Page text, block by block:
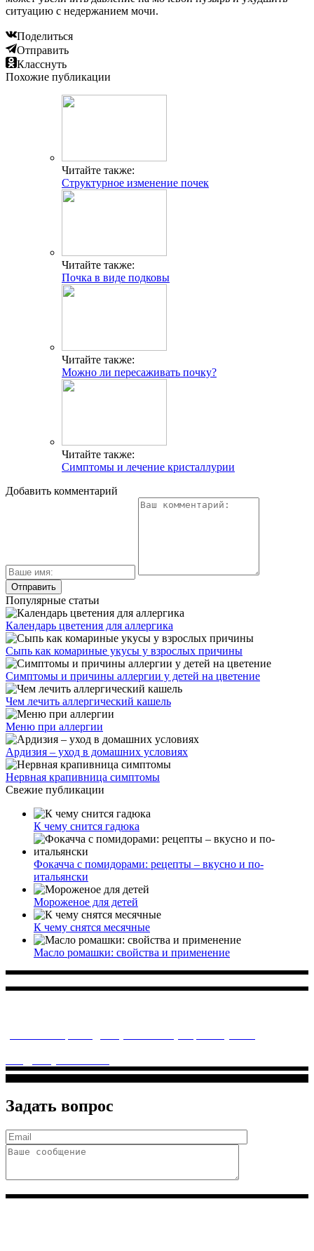
ситуацию с недержанием мочи.
Поделиться
Отправить
Класснуть
Похожие публикации
Читайте также:
Структурное изменение почек
Читайте также:
Почка в виде подковы
Читайте также:
Можно ли пересаживать почку?
Читайте также:
Симптомы и лечение кристаллурии
Добавить комментарий
Популярные статьи
Календарь цветения для аллергика
Сыпь как комариные укусы у взрослых причины
Симптомы и причины аллергии у детей на цветение
Чем лечить аллергический кашель
Меню при аллергии
Ардизия – уход в домашних условиях
Нервная крапивница симптомы
Свежие публикации
К чему снится гадюка
Фокачча с помидорами: рецепты – вкусно и по-
итальянски
Мороженое для детей
К чему снятся месячные
Масло ромашки: свойства и применение
Задать вопрос